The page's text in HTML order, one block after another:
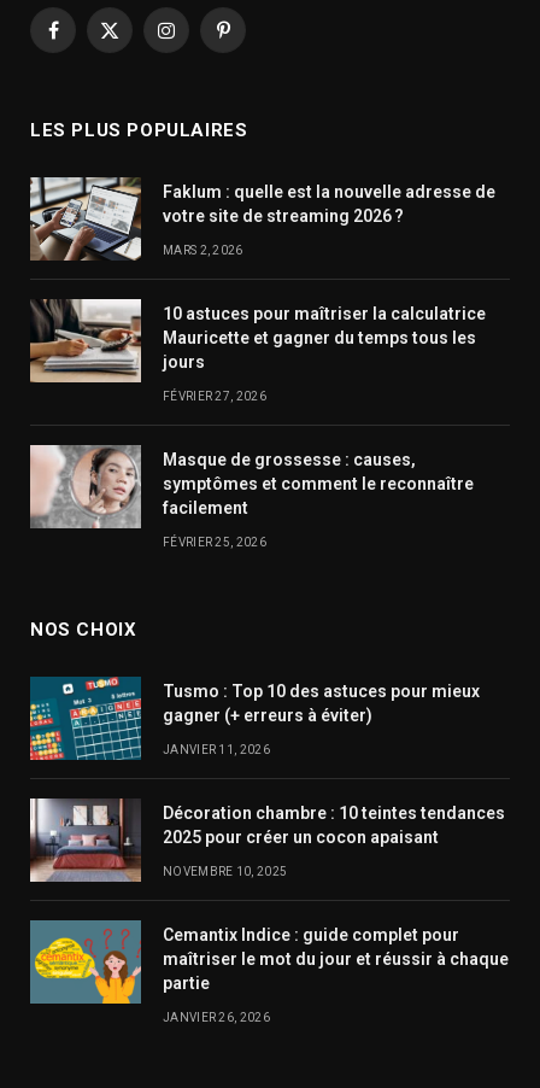
Facebook
X
InstagramPinterest
LES PLUS POPULAIRES
Faklum : quelle est la nouvelle adresse de
votre site de streaming 2026 ?
MARS 2, 2026
10 astuces pour maîtriser la calculatrice
Mauricette et gagner du temps tous les
jours
FÉVRIER 27, 2026
Masque de grossesse : causes,
symptômes et comment le reconnaître
facilement
FÉVRIER 25, 2026
NOS CHOIX
Tusmo : Top 10 des astuces pour mieux
gagner (+ erreurs à éviter)
JANVIER 11, 2026
Décoration chambre : 10 teintes tendances
2025 pour créer un cocon apaisant
NOVEMBRE 10, 2025
Cemantix Indice : guide complet pour
maîtriser le mot du jour et réussir à chaque
partie
JANVIER 26, 2026